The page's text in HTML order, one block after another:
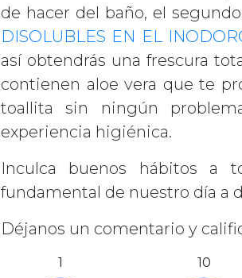
de hacer del baño, el
DISOLUBLES EN EL
así obtendrás una frescura
contienen aloe vera que te
toallita sin ningún
experiencia higiénica.
Inculca buenos hábitos a
fundamental de nuestro día a
Déjanos un comentario y
1 10